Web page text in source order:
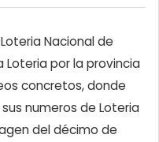
Nacional de
Loteria por la provincia
concretos, donde
numeros de Loteria
del décimo de